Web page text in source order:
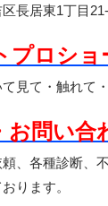
長居東1丁目
プロショ
見て・触れて
お問い合
、各種診断、
ります。